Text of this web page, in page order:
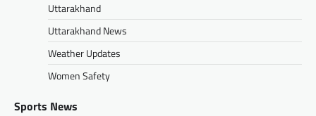
Uttarakhand
Uttarakhand News
Weather Updates
Women Safety
Sports News